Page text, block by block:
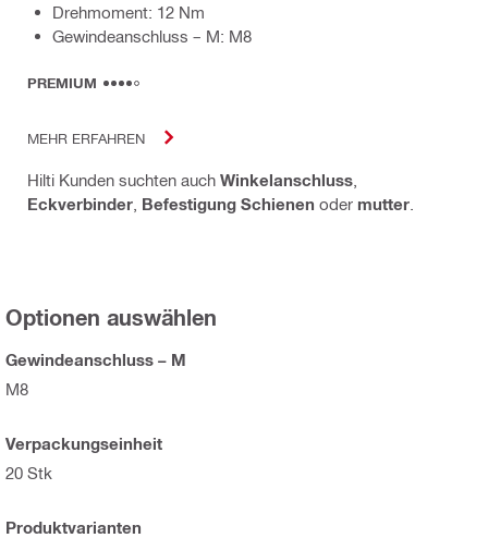
Drehmoment: 12 Nm
Gewindeanschluss – M: M8
PREMIUM
MEHR ERFAHREN
Hilti Kunden suchten auch Winkelanschluss
Eckverbinder Befestigung Schienen oder mutter
Optionen auswählen
Gewindeanschluss – M
M8
Verpackungseinheit
20 Stk
Produktvarianten